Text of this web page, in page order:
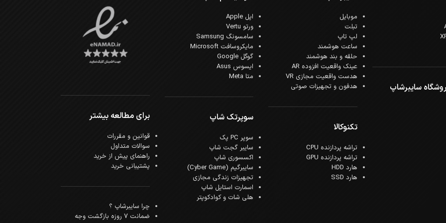
سایبرشاپ
موبایل
تبلت
لپ تاپ
ساعت هوشمند
حلقه و بند هوشمند
عینک واقعیت افزوده AR
هدست واقعیت مجازی VR
هدفون و تجهیزات صوتی
تکنوکالا
تراشه پردازنده CPU
تراشه پردازنده GPU
هارد HDD
هارد SSD
اپل Apple
ورتو Vertu
سامسونگ Samsung
مایکروسافت Microsoft
گوگل Google
ایسوس Asus
متا Meta
سوپرتک شاپ
سوپر PC پک
سایبر گجت شاپ
اکسسوری شاپ
سایبرگیم (Cyber Game)
تجهیزات زندگی مجازی
اسمارت استایل شاپ
هلی شات و کوادکوپتر
برای مطالعه بیشتر
قوانین و مقررات
سوالات متداول
راهنمای پیش از خرید
پشتیبانی خرید
چرا سایبرشاپ ؟
ضمانت 7 روزه بازگشت وجه